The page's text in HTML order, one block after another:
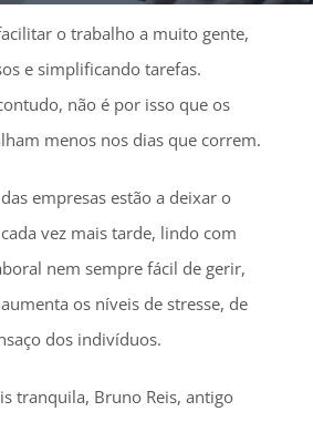
o trabalho a muito gente,
e simplificando tarefas.
não é por isso que os
menos nos dias que correm.
empresas estão a deixar o
vez mais tarde, lindo com
nem sempre fácil de gerir,
os níveis de stresse, de
dos indivíduos.
tranquila, Bruno Reis, antigo